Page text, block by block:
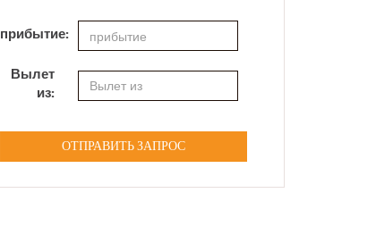
прибытие:
Вылет
из:
ОТПРАВИТЬ ЗАПРОС